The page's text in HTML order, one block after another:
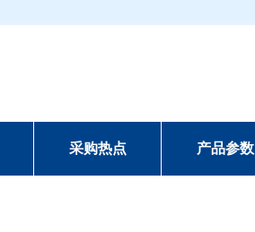
采购热点 产品参数